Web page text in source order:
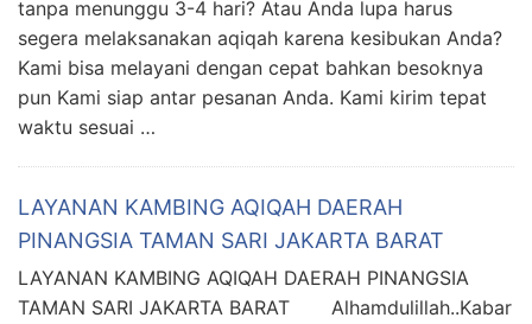
tanpa menunggu 3-4 hari? Atau Anda lupa harus
segera melaksanakan aqiqah karena kesibukan Anda?
Kami bisa melayani dengan cepat bahkan besoknya
pun Kami siap antar pesanan Anda. Kami kirim tepat
waktu sesuai …
LAYANAN KAMBING AQIQAH DAERAH
PINANGSIA TAMAN SARI JAKARTA BARAT
LAYANAN KAMBING AQIQAH DAERAH PINANGSIA
TAMAN SARI JAKARTA BARAT Alhamdulillah..Kabar